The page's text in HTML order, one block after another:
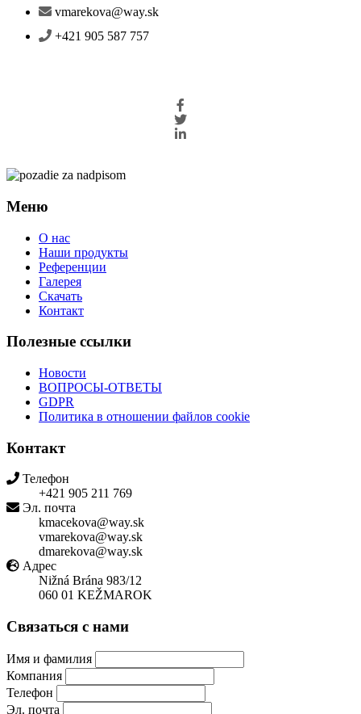
vmarekova@way.sk
+421 905 587 757
Меню
О нас
Наши продукты
Референции
Галерея
Скачать
Контакт
Полезные ссылки
Новости
ВОПРОСЫ-ОТВЕТЫ
GDPR
Политика в отношении файлов cookie
Контакт
Телефон
+421 905 211 769
Эл. почта
kmacekova@way.sk
vmarekova@way.sk
dmarekova@way.sk
Адрес
Nižná Brána 983/12
060 01 KEŽMAROK
Связаться с нами
Имя и фамилия
Компания
Телефон
Эл. почта